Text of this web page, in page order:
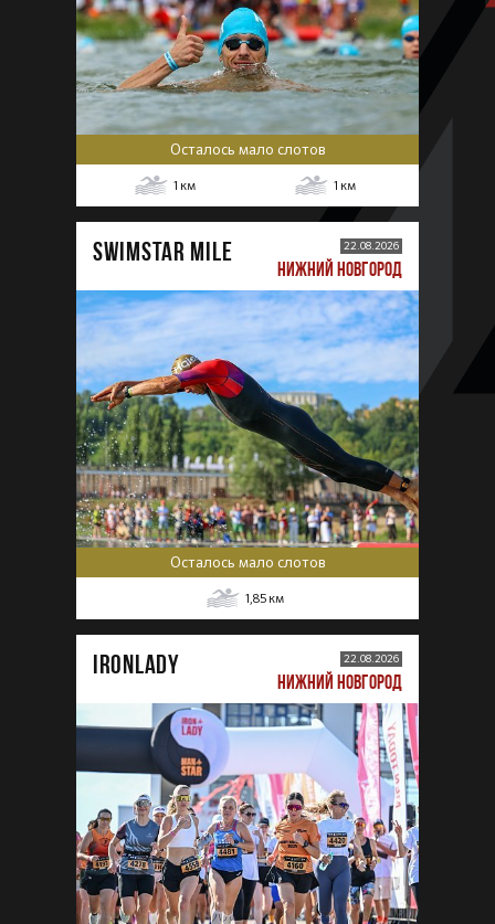
Осталось мало слотов
1 км 1 км
SWIMSTAR MILE 22.08.2026
НИЖНИЙ НОВГОРОД
Осталось мало слотов
1,85 км
IRONLADY 22.08.2026
НИЖНИЙ НОВГОРОД